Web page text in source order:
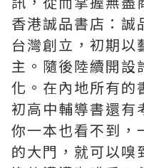
香港誠品書店：誠
台灣創立，初期以
主。隨後陸續開設
化。在內地所有的
初高中輔導書還有
你一本也看不到，
的大門，就可以嗅